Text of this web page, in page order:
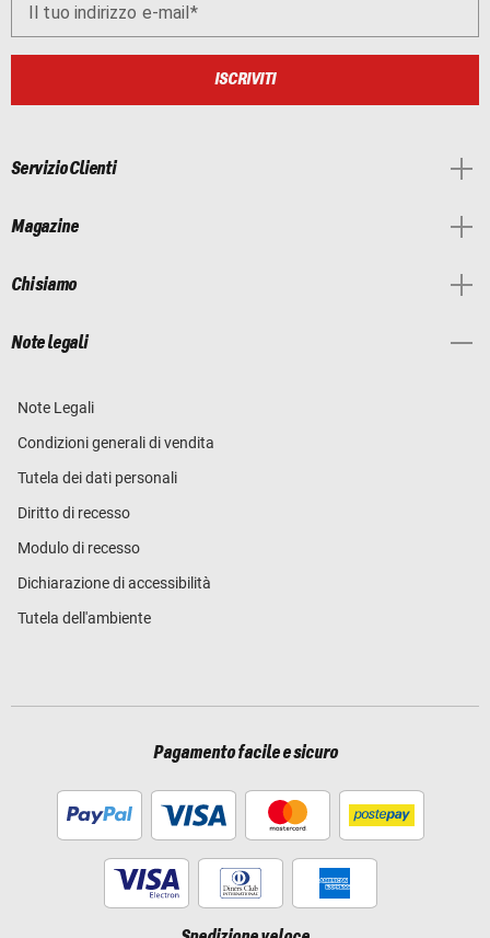
Il tuo indirizzo e-mail
ISCRIVITI
Servizio Clienti
Magazine
Chi siamo
Note legali
Note Legali
Condizioni generali di vendita
Tutela dei dati personali
Diritto di recesso
Modulo di recesso
Dichiarazione di accessibilità
Tutela dell'ambiente
Pagamento facile e sicuro